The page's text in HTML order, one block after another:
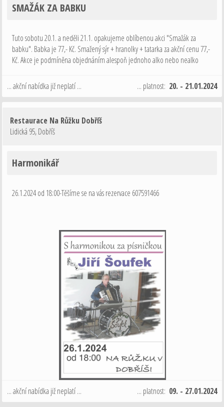
SMAŽÁK ZA BABKU
Tuto sobotu 20.1. a neděli 21.1. opakujeme oblíbenou akci "Smažák za
babku". Babka je 77,- Kč. Smažený sýr + hranolky + tatarka za akční cenu 77,-
Kč. Akce je podmíněna objednáním alespoň jednoho alko nebo nealko
…
... akční nabídka již neplatí ... ... platnost: 20. - 21.01.2024
Restaurace Na Růžku Dobříš
Lidická 95,Dobříš
Harmonikář
26.1.2024 od 18:00-Těšíme se na vás rezervace 607591466
... akční nabídka již neplatí ... ... platnost: 09. - 27.01.2024